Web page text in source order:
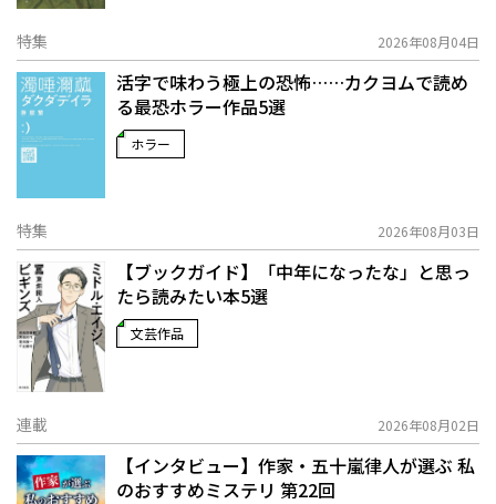
特集 2026年08月04日
活字で味わう極上の恐怖……カクヨムで読め
る最恐ホラー作品5選
ホラー
特集 2026年08月03日
【ブックガイド】「中年になったな」と思っ
たら読みたい本5選
文芸作品
連載 2026年08月02日
【インタビュー】作家・五十嵐律人が選ぶ 私
のおすすめミステリ 第22回